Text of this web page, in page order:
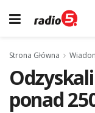
Strona Główna
ponad